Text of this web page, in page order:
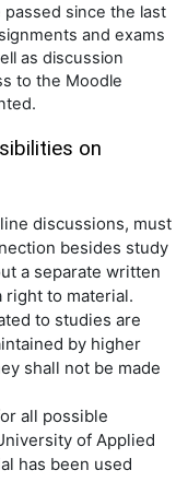
since the last
and exams
as discussion
to the Moodle
on
discussions, must
besides study
a separate written
right to material.
to studies are
by higher
shall not be made
all possible
of Applied
has been used